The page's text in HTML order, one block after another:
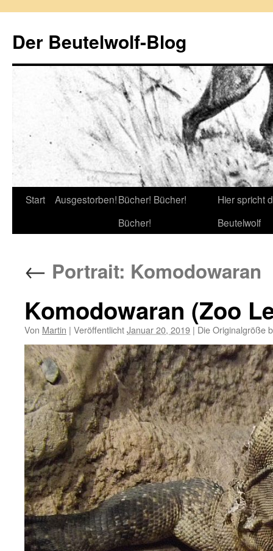
springen
Der Beutelwolf-Blog
Start Ausgestorben!Bücher! Bücher!
Bücher!
Hier spricht
Beutelwolf
← Portrait: Komodowaran
Komodowaran (Zoo
Von Martin | VeröffentlichtJanuar 20, 2019 | Die Originalgröße